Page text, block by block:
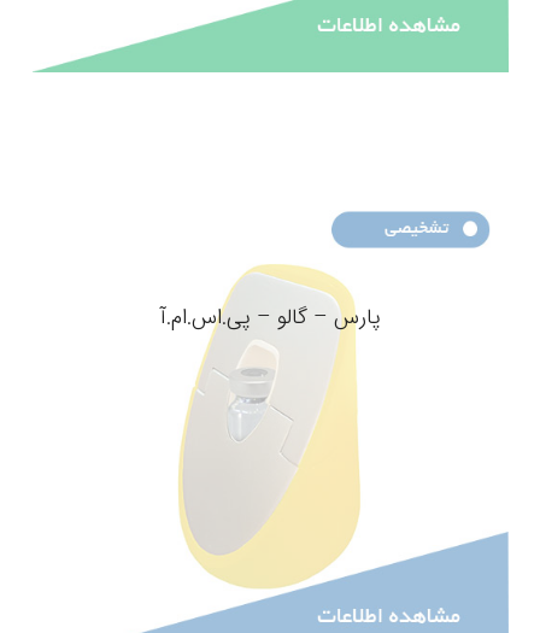
پارس – گالو – پی.اس.ام.آ